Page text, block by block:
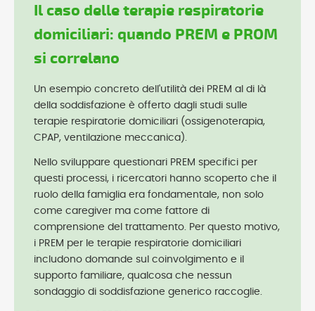
Il caso delle terapie respiratorie
domiciliari: quando PREM e PROM
si correlano
Un esempio concreto dell'utilità dei PREM al di là
della soddisfazione è offerto dagli studi sulle
terapie respiratorie domiciliari (ossigenoterapia,
CPAP, ventilazione meccanica).
Nello sviluppare questionari PREM specifici per
questi processi, i ricercatori hanno scoperto che il
ruolo della famiglia era fondamentale, non solo
come caregiver ma come fattore di
comprensione del trattamento. Per questo motivo,
i PREM per le terapie respiratorie domiciliari
includono domande sul coinvolgimento e il
supporto familiare, qualcosa che nessun
sondaggio di soddisfazione generico raccoglie.